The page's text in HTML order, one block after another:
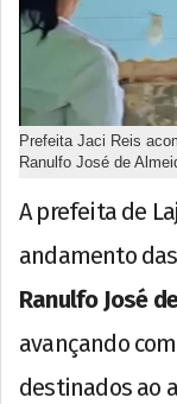
Prefeita Jaci Reis
Ranulfo José de
A prefeita de
andamento
Ranulfo José
avançando
destinados ao